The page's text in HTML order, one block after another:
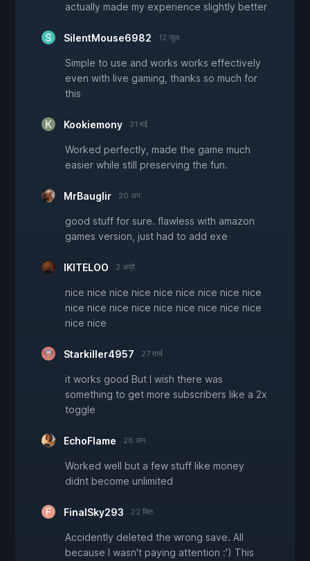
actually made my experience slightly better
SilentMouse6982 12 जुल.
Simple to use and works works effectively
even with live gaming, thanks so much for
this
Kookiemony 31 मई
Worked perfectly, made the game much
easier while still preserving the fun.
MrBauglir 20 अग.
good stuff for sure. flawless with amazon
games version, just had to add exe
IKITELOO 2 अप्रै.
nice nice nice nice nice nice nice nice nice
nice nice nice nice nice nice nice nice nice
nice nice
Starkiller4957 27 मार्च
it works good But I wish there was
something to get more subscribers like a 2x
toggle
EchoFlame 28 जन.
Worked well but a few stuff like money
didnt become unlimited
FinalSky293 22 सित.
Accidently deleted the wrong save. All
because I wasn't paying attention :') This